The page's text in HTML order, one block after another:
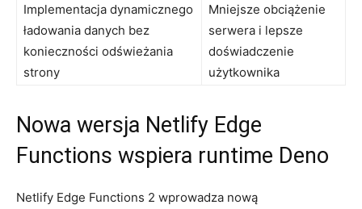
Implementacja dynamicznego
ładowania ⁣danych bez
konieczności odświeżania
strony
Mniejsze obciążenie
serwera i ⁤lepsze
doświadczenie
użytkownika
Nowa wersja Netlify Edge​
Functions wspiera runtime Deno
Netlify Edge Functions ‍2 wprowadza nową